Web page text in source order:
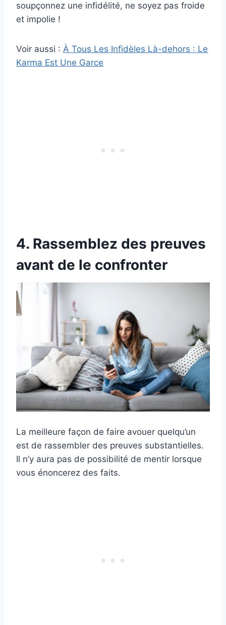
soupçonnez une infidélité, ne soyez pas froide
et impolie !
Voir aussi : À Tous Les Infidèles Là-dehors : Le
Karma Est Une Garce
4. Rassemblez des preuves
avant de le confronter
La meilleure façon de faire avouer quelqu’un
est de rassembler des preuves substantielles.
Il n’y aura pas de possibilité de mentir lorsque
vous énoncerez des faits.